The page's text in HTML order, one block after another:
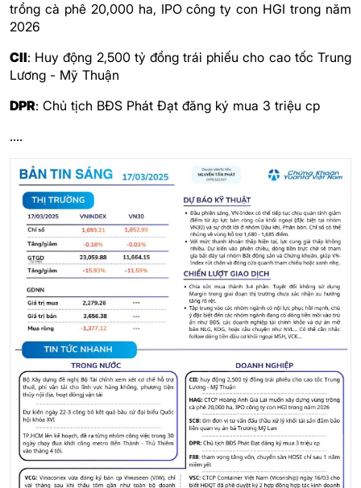
trồng cà phê 20,000 ha, IPO công ty con HGI trong năm
2026
CII: Huy động 2,500 tỷ đồng trái phiếu cho cao tốc Trung
Lương - Mỹ Thuận
DPR: Chủ tịch BĐS Phát Đạt đăng ký mua 3 triệu cp
....